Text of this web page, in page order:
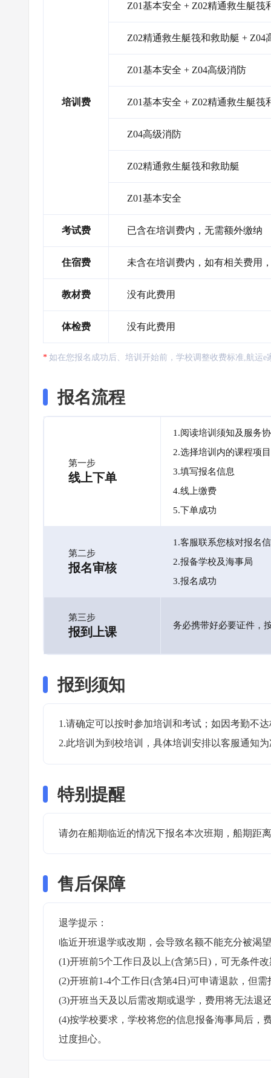
培训费
Z01基本安全 + Z02精通救生艇筏
Z02精通救生艇筏和救助艇 + Z04
Z01基本安全 + Z04高级消防
Z01基本安全 + Z02精通救生艇筏
Z04高级消防
Z02精通救生艇筏和救助艇
Z01基本安全
考试费 已含在培训费内，无需额外缴纳
住宿费 未含在培训费内，如有相关费用
教材费 没有此费用
体检费 没有此费用
如在您报名成功后、培训开始前，学校调整收费标准,航运
报名流程
第一步
线上下单
1.阅读培训须知及服务
2.选择培训内的课程项目
3.填写报名信息
4.线上缴费
5.下单成功
第二步
报名审核
1.客服联系您核对报名
2.报备学校及海事局
3.报名成功
第三步
报到上课 务必携带好必要证件，
报到须知
1.请确定可以按时参加培训和考试；如因考勤不
2.此培训为到校培训，具体培训安排以客服通知
特别提醒
请勿在船期临近的情况下报名本次班期，船期距
售后保障
退学提示：
临近开班退学或改期，会导致名额不能充分被渴
(1)开班前5个工作日及以上(含第5日)，可无条件
(2)开班前1-4个工作日(含第4日)可申请退款，但
(3)开班当天及以后需改期或退学，费用将无法退
(4)按学校要求，学校将您的信息报备海事局后，
过度担心。